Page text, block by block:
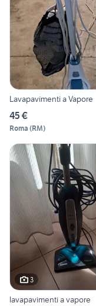
Lavapavimenti a Vapore
45 €
Roma (RM)
3
lavapavimenti a vapore